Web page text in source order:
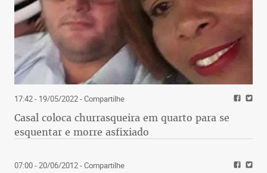
17:42 - 19/05/2022- Compartilhe
Casal coloca churrasqueira em quarto para se
esquentar e morre asfixiado
07:00 - 20/06/2012- Compartilhe